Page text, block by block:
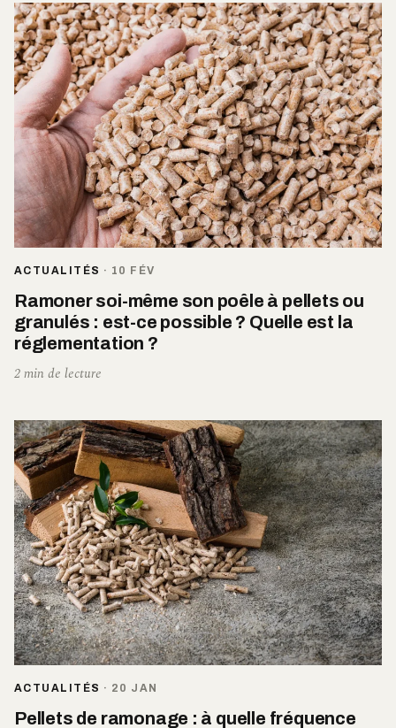
ACTUALITÉS · 10 FÉV
Ramoner soi-même son poêle à pellets ou
granulés : est-ce possible ? Quelle est la
réglementation ?
2 min de lecture
ACTUALITÉS · 20 JAN
Pellets de ramonage : à quelle fréquence